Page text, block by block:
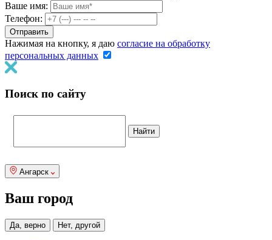
Ваше имя:
Телефон:
Нажимая на кнопку, я даю согласие на обработку
персональных данных
Поиск по сайту
Ангарск
Ваш город
Да, верно Нет, другой